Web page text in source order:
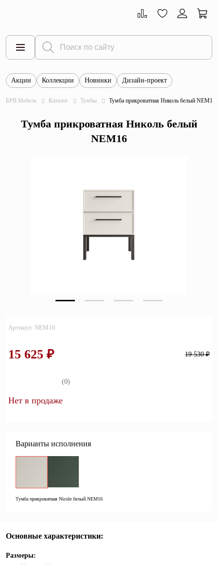
Все товары
Тумбы
Шкафы
О нас
Дизайнерам и архитекторам
Акции Коллекции Новинки Дизайн-проект
БРВ Мебель Каталог Тумбы Тумба прикроватная Николь белый NEM16
Тумба прикроватная Николь белый
NEM16
Артикул: NEM16
19 530 ₽
15 625 ₽
(0)
Нет в продаже
Варианты исполнения
Тумба прикроватная Nicole белый NEM16
Основные характеристики:
Размеры: